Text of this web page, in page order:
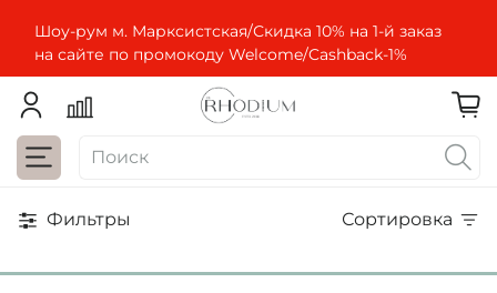
Шоу-рум м. Марксистская/Скидка 10% на 1-й заказ
на сайте по промокоду Welcome/Cashbaсk-1%
Фильтры Сортировка